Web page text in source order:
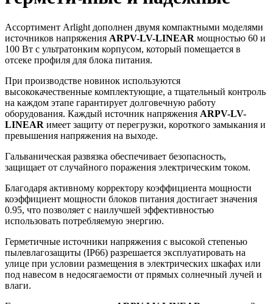
Ассортимент Arlight дополнен двумя компактными моделями
источников напряжения ARPV-LV-LINEAR мощностью 60 и
100 Вт с ультратонким корпусом, который помещается в
отсеке профиля для блока питания.
При производстве новинок используются
высококачественные комплектующие, а тщательный контроль
на каждом этапе гарантирует долговечную работу
оборудования. Каждый источник напряжения ARPV-LV-
LINEAR имеет защиту от перегрузки, короткого замыкания и
превышения напряжения на выходе.
Гальваническая развязка обеспечивает безопасность,
защищает от случайного поражения электрическим током.
Благодаря активному корректору коэффициента мощности
коэффициент мощности блоков питания достигает значения
0.95, что позволяет с наилучшей эффективностью
использовать потребляемую энергию.
Герметичные источники напряжения с высокой степенью
пылевлагозащиты (IP66) разрешается эксплуатировать на
улице при условии размещения в электрических шкафах или
под навесом в недосягаемости от прямых солнечный лучей и
влаги.